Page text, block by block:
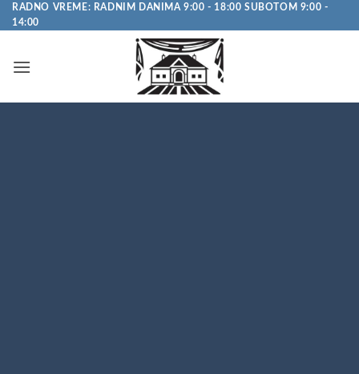
Pređi
na
RADNO VREME: RADNIM DANIMA 9:00 - 18:00 SUBOTOM 9:00 -
14:00